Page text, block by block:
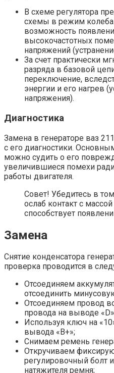
В схеме регулятора
схемы в режим
возможность
высокочастотных
напряжений
За счет практически
разряда в базовой
переключение,
энергии и его нагрев
напряжения).
Диагностика
Замена в генераторе ваз
с его диагностики.
можно судить о его
увеличившиеся помехи
работы двигателя.
Совет! Убедитесь в
ослаб контакт с
способствует
Замена
Снятие конденсатора
проверка проводится в
Отсоединяем
отсоединить
Отсоединяем провод
провода на выводе
Используя ключ на
вывода «В+»;
Снимаем ремень
Откручиваем
регулировочный болт
натяжителя ремня;